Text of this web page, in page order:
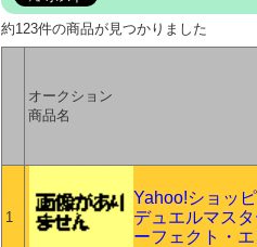
約123件の商品が見つかりました
オークション
商品名
1
Yahoo!ショッ
デュエルマス
ーフェクト・